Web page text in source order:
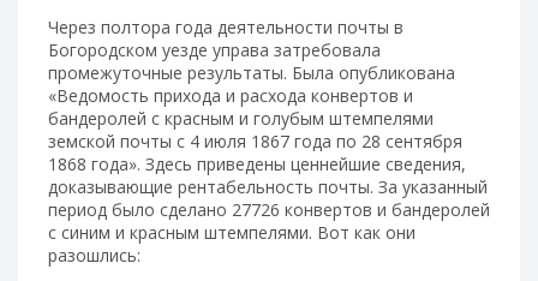
Через полтора года деятельности почты в
Богородском уезде управа затребовала
промежуточные результаты. Была опубликована
«Ведомость прихода и расхода конвертов и
бандеролей с красным и голубым штемпелями
земской почты с 4 июля 1867 года по 28 сентября
1868 года». Здесь приведены ценнейшие сведения,
доказывающие рентабельность почты. За указанный
период было сделано 27726 конвертов и бандеролей
с синим и красным штемпелями. Вот как они
разошлись: